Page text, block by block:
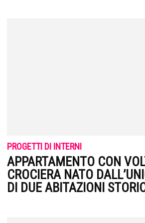
PROGETTI DI INTERNI
APPARTAMENTO CON
CROCIERA NATO
DI DUE ABITAZIONI